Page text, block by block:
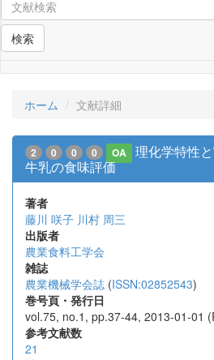
検索
ホーム 文献詳細
2 0 0 0 OA
理化学特性
牛乳の食味評価
著者
藤川 咲子 川村 周三
出版者
農業食料工学会
雑誌
農業機械学会誌 (ISSN:02852543)
巻号頁・発行日
vol.75, no.1, pp.37-44, 2013-01-01
参考文献数
21